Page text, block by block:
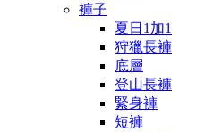
褲子
夏日1加1
狩獵長褲
底層
登山長褲
緊身褲
短褲